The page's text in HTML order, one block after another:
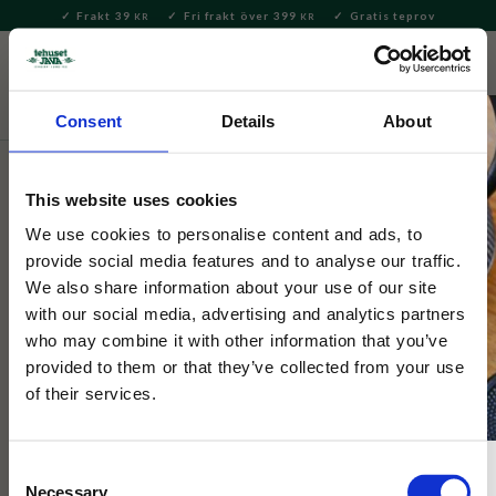
Consent Details About
This website uses cookies
We use cookies to personalise content and ads, to
provide social media features and to analyse our traffic.
We also share information about your use of our site
with our social media, advertising and analytics partners
who may combine it with other information that you’ve
provided to them or that they’ve collected from your use
of their services.
Necessary
Meny
Frakt 39 KR Fri frakt över 399 KR Gratis teprov
Delikatesser Kakor & Konfektyr
Mumin
Muminmamman Salt Pistage &
Mjölkchoklad EKO 41% 70g
Ekologisk chokladkaka i mjölkchoklad 41% med pistage och
salt.